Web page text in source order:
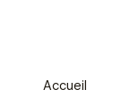
Accueil